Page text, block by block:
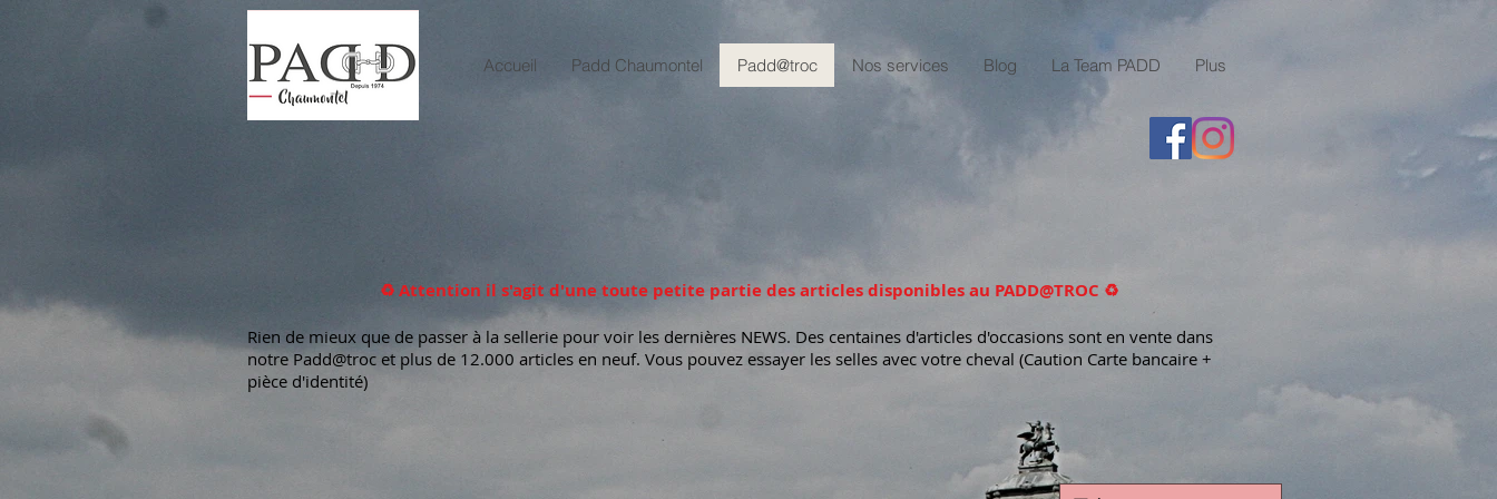
Accueil Padd Chaumontel Padd@troc Nos services Blog La Team PADD Plus
♻️ Attention il s'agit d'une toute petite partie des articles disponibles au PADD@TROC ♻️
Rien de mieux que de passer à la sellerie pour voir les dernières NEWS. Des centaines d'articles d'occasions sont en vente dans
notre Padd@troc et plus de 12.000 articles en neuf. Vous pouvez essayer les selles avec votre cheval (Caution Carte bancaire +
pièce d'identité)